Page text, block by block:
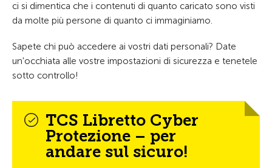
ci si dimentica che i contenuti di quanto caricato sono visti
da molte più persone di quanto ci immaginiamo.
Sapete chi può accedere ai vostri dati personali? Date
un'occhiata alle vostre impostazioni di sicurezza e tenetele
sotto controllo!
TCS Libretto Cyber
Protezione – per
andare sul sicuro!